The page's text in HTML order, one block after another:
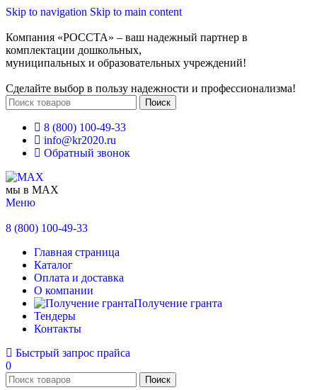
Skip to navigation Skip to main content
Компания «РОССТА» – ваш надежный партнер в
комплектации дошкольных,
муниципальных и образовательных учреждений!
Сделайте выбор в пользу надежности и профессионализма!
Поиск
8 (800) 100-49-33
info@kr2020.ru
Обратный звонок
мы в MAX
Меню
8 (800) 100-49-33
Главная страница
Каталог
Оплата и доставка
О компании
Получение гранта
Тендеры
Контакты
Быстрый запрос прайса
0
Поиск